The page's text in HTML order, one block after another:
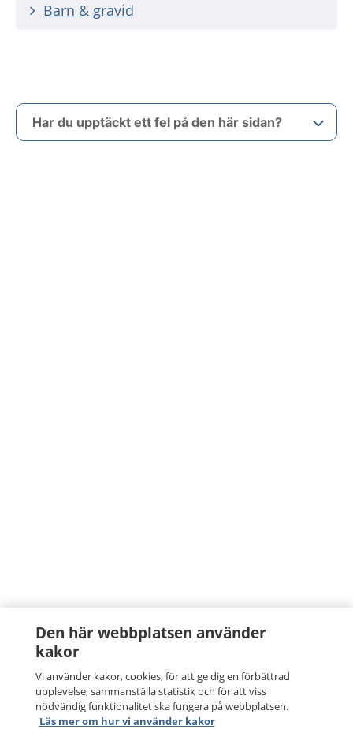
Barn & gravid
Har du upptäckt ett fel på den här sidan?
Den här webbplatsen använder
kakor
Vi använder kakor, cookies, för att ge dig en förbättrad
upplevelse, sammanställa statistik och för att viss
nödvändig funktionalitet ska fungera på webbplatsen.
Läs mer om hur vi använder kakor